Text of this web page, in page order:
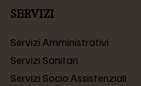
SERVIZI
Servizi Amministrativi
Servizi Sanitari
Servizi Socio Assistenziali